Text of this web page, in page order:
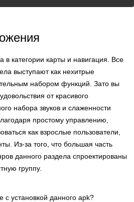
в категории карты и навигация. Все
выступают как нехитрые
набором функций. Зато вы
от красивого
набора звуков и слаженности
простому управлению,
как взрослые пользователи,
Из-за того, что большая часть
данного раздела спроектированы
группу.
установкой данного apk?